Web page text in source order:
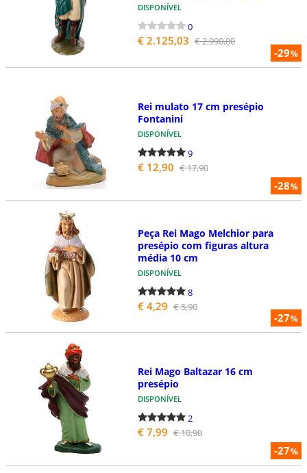
-29%
DISPONÍVEL
0
€ 2.125,03 € 2.990,00
-28%
Rei mulato 17 cm presépio
Fontanini
DISPONÍVEL
9
€ 12,90 € 17,90
-27%
Peça Rei Mago Melchior para
presépio com figuras altura
média 10 cm
DISPONÍVEL
8
€ 4,29 € 5,90
-27%
Rei Mago Baltazar 16 cm
presépio
DISPONÍVEL
2
€ 7,99 € 10,90